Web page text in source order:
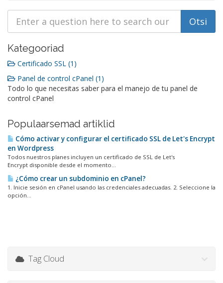
Kategooriad
Certificado SSL (1)
Panel de control cPanel (1)
Todo lo que necesitas saber para el manejo de tu panel de
control cPanel
Populaarsemad artiklid
Cómo activar y configurar el certificado SSL de Let's Encrypt
en Wordpress
Todos nuestros planes incluyen un certificado de SSL de Let's
Encrypt disponible desde el momento...
¿Cómo crear un subdominio en cPanel?
1. Inicie sesión en cPanel usando las credenciales adecuadas. 2. Seleccione la
opción...
Tag Cloud